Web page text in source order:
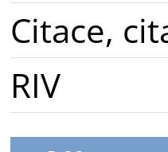
Citace,
RIV